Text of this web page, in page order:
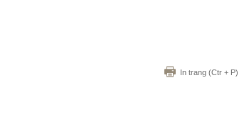
In trang (Ctr + P)